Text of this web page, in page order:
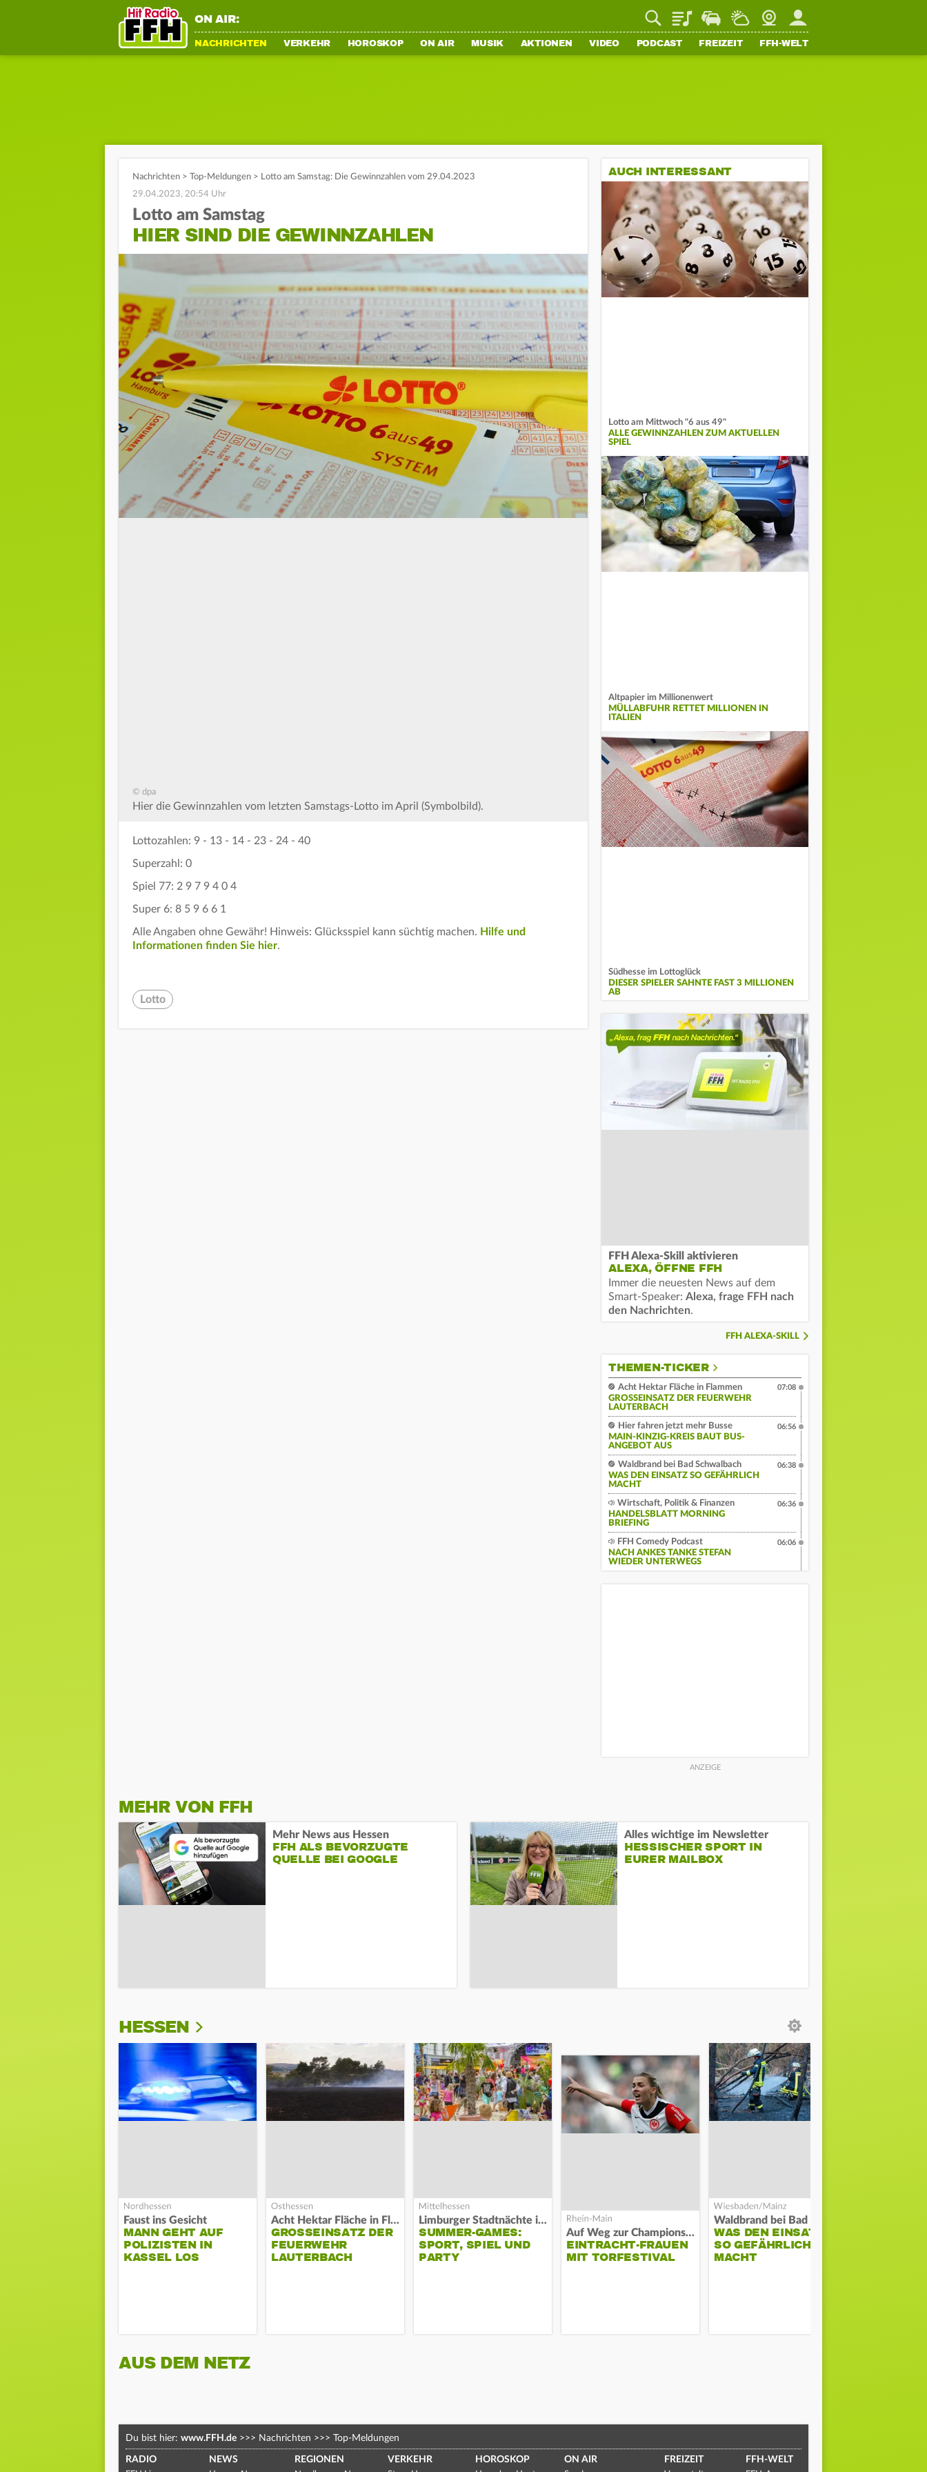
ON AIR: PlaylistStaupilotWetterWebcamMein FFH
NACHRICHTEN VERKEHR HOROSKOP ON AIR MUSIK AKTIONEN VIDEO PODCAST FREIZEIT FFH-WELT
Nachrichten > Top-Meldungen > Lotto am Samstag: Die Gewinnzahlen vom 29.04.2023
29.04.2023, 20:54 Uhr
Lotto am Samstag
HIER SIND DIE GEWINNZAHLEN
© dpa
Hier die Gewinnzahlen vom letzten Samstags-Lotto im April (Symbolbild).
Lottozahlen: 9 - 13 - 14 - 23 - 24 - 40
Superzahl: 0
Spiel 77: 2 9 7 9 4 0 4
Super 6: 8 5 9 6 6 1
Alle Angaben ohne Gewähr! Hinweis: Glücksspiel kann süchtig machen. Hilfe und
Informationen finden Sie hier.
Lotto
AUCH INTERESSANT
Lotto am Mittwoch "6 aus 49"
ALLE GEWINNZAHLEN ZUM AKTUELLEN
SPIEL
Altpapier im Millionenwert
MÜLLABFUHR RETTET MILLIONEN IN
ITALIEN
Südhesse im Lottoglück
DIESER SPIELER SAHNTE FAST 3 MILLIONEN
AB
FFH Alexa-Skill aktivieren
ALEXA, ÖFFNE FFH
Immer die neuesten News auf dem
Smart-Speaker: Alexa, frage FFH nach
den Nachrichten.
FFH ALEXA-SKILL
THEMEN-TICKER
Acht Hektar Fläche in Flammen
GROSSEINSATZ DER FEUERWEHR L
AUTERBACH
07:08
Hier fahren jetzt mehr Busse
MAIN-KINZIG-KREIS BAUT BUS-
ANGEBOT AUS
06:56
Waldbrand bei Bad Schwalbach
WAS DEN EINSATZ SO GEFÄHRLICH
MACHT
06:38
Wirtschaft, Politik & Finanzen
HANDELSBLATT MORNING
BRIEFING
06:36
FFH Comedy Podcast
NACH ANKES TANKE STEFAN
WIEDER UNTERWEGS
06:06
MEHR VON FFH
Mehr News aus Hessen
FFH ALS BEVORZUGTE
QUELLE BEI GOOGLE
Alles wichtige im Newsletter
HESSISCHER SPORT IN
EURER MAILBOX
HESSEN
Faust ins Gesicht
MANN GEHT AUF
POLIZISTEN IN
KASSEL LOS
Acht Hektar Fläche in Flammen
GROSSEINSATZ DER F
EUERWEHR L
AUTERBACH
Limburger Stadtnächte im Sand
SUMMER-GAMES:
SPORT, SPIEL UND
PARTY
Auf Weg zur Champions League
EINTRACHT-FRAUEN
MIT TORFESTIVAL
WAS DEN EINSATZ
SO GEFÄHRLICH
MACHT
AUS DEM NETZ
Du bist hier: www.FFH.de >>> Nachrichten >>> Top-Meldungen
RADIO NEWS REGIONEN VERKEHR HOROSKOP ON AIR FREIZEIT FFH-WELT